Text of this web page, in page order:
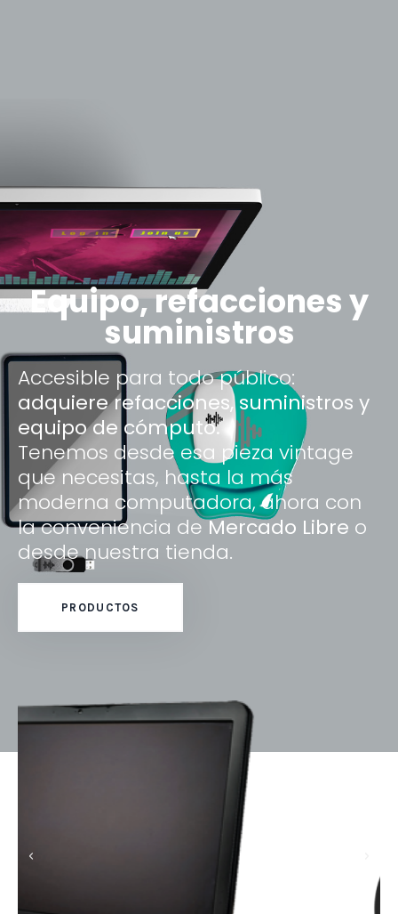
Equipo, refacciones y
suministros
Accesible para todo público:
adquiere refacciones, suministros y
equipo de cómputo.
Tenemos desde esa pieza vintage
que necesitas, hasta la más
moderna computadora, ahora con
la conveniencia deMercado Libre o
desde nuestra tienda.
PRODUCTOS